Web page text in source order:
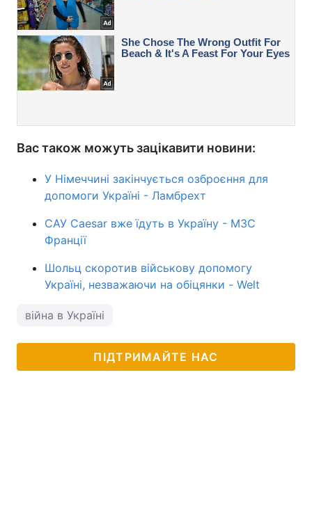
Вас також можуть зацікавити новини:
У Німеччині закінчується озброєння для
допомоги Україні - Ламбрехт
САУ Caesar вже їдуть в Україну - МЗС
Франції
Шольц скоротив військову допомогу
Україні, незважаючи на обіцянки - Welt
війна в Україні
ПІДТРИМАЙТЕ НАС